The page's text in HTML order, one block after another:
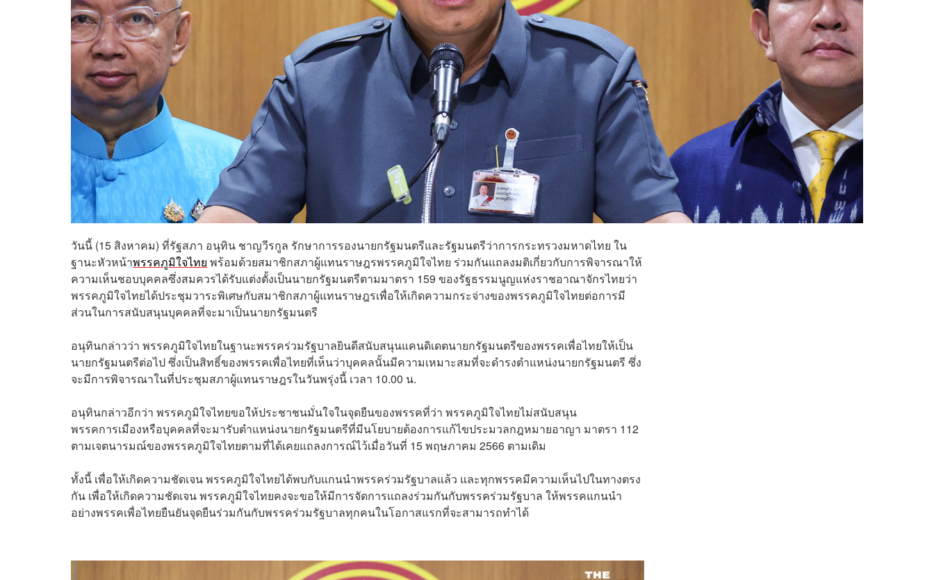
วันนี้ (15 สิงหาคม) ที่รัฐสภา อนุทิน ชาญวีรกูล รักษาการรองนายกรัฐมนตรีและรัฐมนตรีว่าการกระทรวงมหาดไทย ใน
ฐานะหัวหน้าพรรคภูมิใจไทย พร้อมด้วยสมาชิกสภาผู้แทนราษฎรพรรคภูมิใจไทย ร่วมกันแถลงมติเกี่ยวกับการพิจารณาให้
ความเห็นชอบบุคคลซึ่งสมควรได้รับแต่งตั้งเป็นนายกรัฐมนตรีตามมาตรา 159 ของรัฐธรรมนูญแห่งราชอาณาจักรไทยว่า
พรรคภูมิใจไทยได้ประชุมวาระพิเศษกับสมาชิกสภาผู้แทนราษฎรเพื่อให้เกิดความกระจ่างของพรรคภูมิใจไทยต่อการมี
ส่วนในการสนับสนุนบุคคลที่จะมาเป็นนายกรัฐมนตรี
อนุทินกล่าวว่า พรรคภูมิใจไทยในฐานะพรรคร่วมรัฐบาลยินดีสนับสนุนแคนดิเดตนายกรัฐมนตรีของพรรคเพื่อไทยให้เป็น
นายกรัฐมนตรีต่อไป ซึ่งเป็นสิทธิ์ของพรรคเพื่อไทยที่เห็นว่าบุคคลนั้นมีความเหมาะสมที่จะดำรงตำแหน่งนายกรัฐมนตรี ซึ่ง
จะมีการพิจารณาในที่ประชุมสภาผู้แทนราษฎรในวันพรุ่งนี้ เวลา 10.00 น.
อนุทินกล่าวอีกว่า พรรคภูมิใจไทยขอให้ประชาชนมั่นใจในจุดยืนของพรรคที่ว่า พรรคภูมิใจไทยไม่สนับสนุน
พรรคการเมืองหรือบุคคลที่จะมารับตำแหน่งนายกรัฐมนตรีที่มีนโยบายต้องการแก้ไขประมวลกฎหมายอาญา มาตรา 112
ตามเจตนารมณ์ของพรรคภูมิใจไทยตามที่ได้เคยแถลงการณ์ไว้เมื่อวันที่ 15 พฤษภาคม 2566 ตามเดิม
ทั้งนี้ เพื่อให้เกิดความชัดเจน พรรคภูมิใจไทยได้พบกับแกนนำพรรคร่วมรัฐบาลแล้ว และทุกพรรคมีความเห็นไปในทางตรง
กัน เพื่อให้เกิดความชัดเจน พรรคภูมิใจไทยคงจะขอให้มีการจัดการแถลงร่วมกันกับพรรคร่วมรัฐบาล ให้พรรคแกนนำ
อย่างพรรคเพื่อไทยยืนยันจุดยืนร่วมกันกับพรรคร่วมรัฐบาลทุกคนในโอกาสแรกที่จะสามารถทำได้